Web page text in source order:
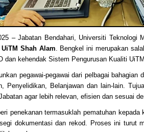
– Jabatan Bendahari, Universiti Teknologi
UiTM Shah Alam. Bengkel ini merupakan
dan kehendak Sistem Pengurusan Kualiti
pegawai-pegawai dari pelbagai
Penyelidikan, Belanjawan dan lain-lain.
agar lebih relevan, efisien dan sesuai
penekanan termasuklah pematuhan
dokumentasi dan rekod. Proses ini turut